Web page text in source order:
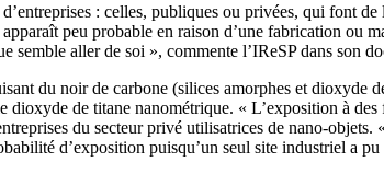
: celles, publiques ou privées, qui font
peu probable en raison d’une fabrication
aller de soi », commente l’IReSP dans son
du noir de carbone (silices amorphes et
de titane nanométrique. « L’exposition à
du secteur privé utilisatrices de nano-
d’exposition puisqu’un seul site industriel a